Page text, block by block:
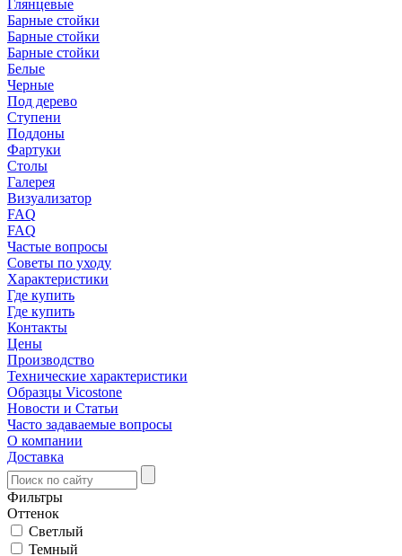
Глянцевые
Барные стойки
Барные стойки
Барные стойки
Белые
Черные
Под дерево
Ступени
Поддоны
Фартуки
Столы
Галерея
Визуализатор
FAQ
FAQ
Частые вопросы
Советы по уходу
Характеристики
Где купить
Где купить
Контакты
Цены
Производство
Технические характеристики
Образцы Vicostone
Новости и Статьи
Часто задаваемые вопросы
О компании
Доставка
Фильтры
Оттенок
Светлый
Темный